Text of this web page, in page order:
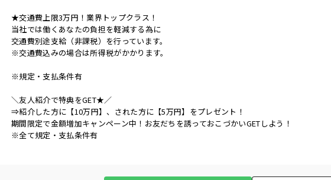
★交通費上限3万円！業界トップクラス！
当社では働くあなたの負担を軽減する為に
交通費別途支給（非課税）を行っています。
※交通費込みの場合は所得税がかかります。
※規定・支払条件有
＼友人紹介で特典をGET★／
⇒紹介した方に【10万円】、された方に【5万円】をプレゼント！
期間限定で金額増加キャンペーン中！お友だちを誘っておこづかいGETしよう！
※全て規定・支払条件有